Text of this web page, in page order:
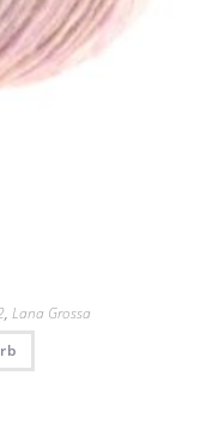
, Lana Grossa